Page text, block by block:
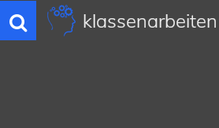
Toggle
navigation
klassenarbeiten